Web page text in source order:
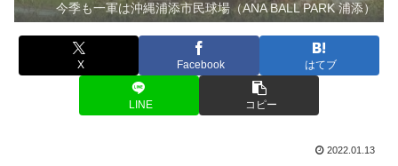
今季も一軍は沖縄浦添市民球場（ANA BALL PARK 浦添）
X Facebook はてブ
LINE コピー
2022.01.13